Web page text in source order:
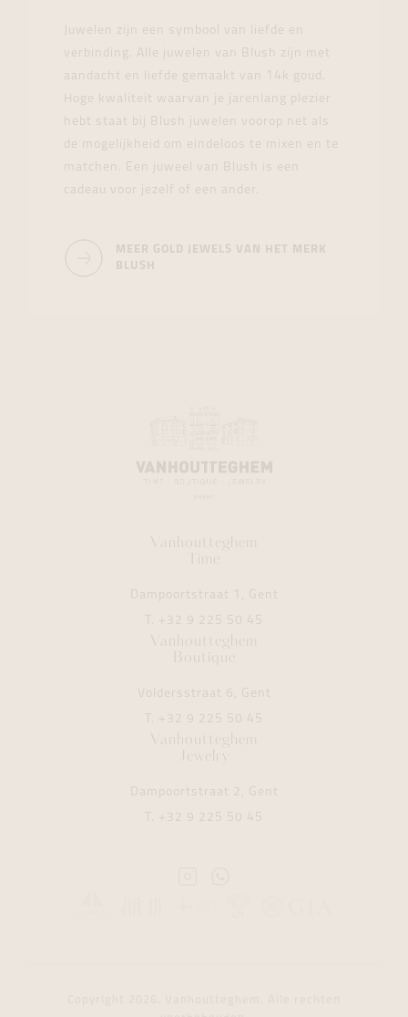
Juwelen zijn een symbool van liefde en
verbinding. Alle juwelen van Blush zijn met
aandacht en liefde gemaakt van 14k goud.
Hoge kwaliteit waarvan je jarenlang plezier
hebt staat bij Blush juwelen voorop net als
de mogelijkheid om eindeloos te mixen en te
matchen. Een juweel van Blush is een
cadeau voor jezelf of een ander.
MEER GOLD JEWELS VAN HET MERK
BLUSH
Vanhoutteghem
Time
Dampoortstraat 1, Gent
T. +32 9 225 50 45
Vanhoutteghem
Boutique
Voldersstraat 6, Gent
T. +32 9 225 50 45
Vanhoutteghem
Jewelry
Dampoortstraat 2, Gent
T. +32 9 225 50 45